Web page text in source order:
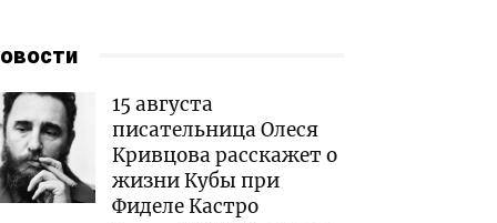
15 августа
писательница Олеся
Кривцова расскажет о
жизни Кубы при
Фиделе Кастро